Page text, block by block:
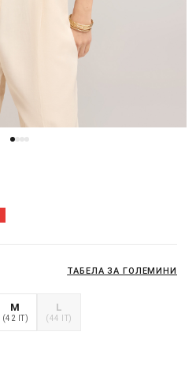
ТАБЕЛА ЗА ГОЛЕМИНИ
M
(42 IT)
L
(44 IT)